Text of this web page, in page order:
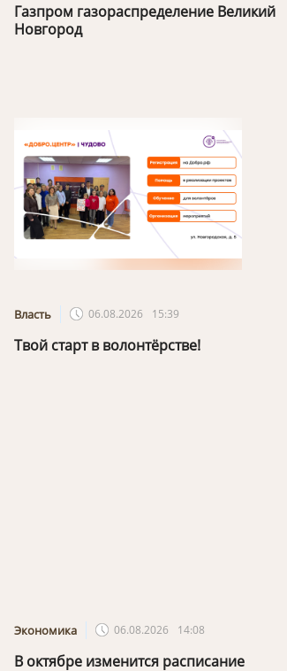
Газпром газораспределение Великий
Новгород
Власть 06.08.2026 15:39
Твой старт в волонтёрстве!
Экономика 06.08.2026 14:08
В октябре изменится расписание